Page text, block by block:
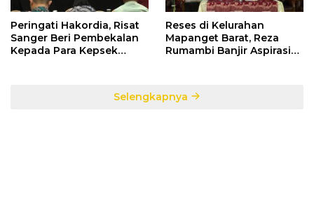
Peringati Hakordia, Risat
Sanger Beri Pembekalan
Kepada Para Kepsek
Reses di Kelurahan
Mapanget Barat, Reza
Rumambi Banjir Aspirasi
Selengkapnya